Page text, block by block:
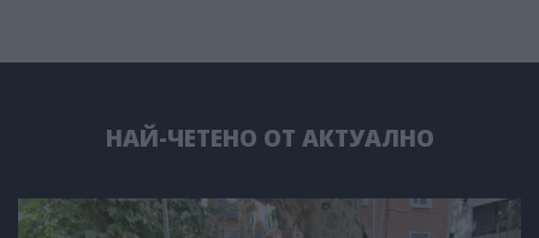
НАЙ-ЧЕТЕНО ОТ АКТУАЛНО